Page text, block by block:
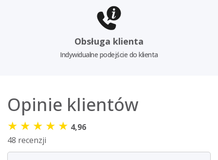
Obsługa klienta
Indywidualne podejście do klienta
Opinie klientów
★ ★ ★ ★ ★ 4,96
48 recenzji